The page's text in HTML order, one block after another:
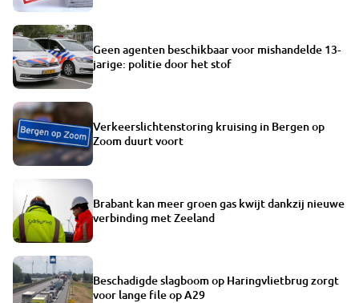
Geen agenten beschikbaar voor mishandelde 13-
jarige: politie door het stof
Verkeerslichtenstoring kruising in Bergen op
Zoom duurt voort
Brabant kan meer groen gas kwijt dankzij nieuwe
verbinding met Zeeland
Beschadigde slagboom op Haringvlietbrug zorgt
voor lange file op A29